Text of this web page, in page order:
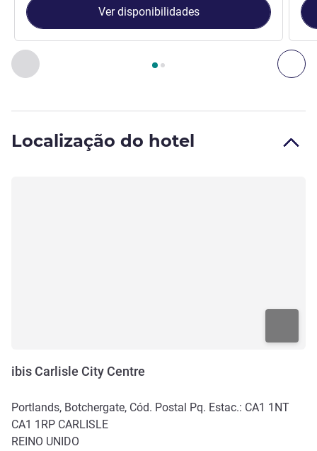
Anterior - Quarto
Página , Quarto 1 : Quarto duplo com 1 cama dupla ,
Ver disponibilidades
Localização do hotel
ibis Carlisle City Centre
Portlands, Botchergate, Cód. Postal Pq. Estac.: CA1 1NT
CA1 1RP CARLISLE
REINO UNIDO